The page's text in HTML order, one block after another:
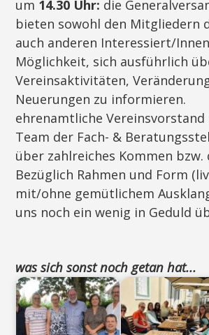
um 14.30 Uhr: die
bieten sowohl den Mitgliedern
auch anderen Interessiert/
Möglichkeit, sich ausführlich
Vereinsaktivitäten,
Neuerungen zu
ehrenamtliche Vereinsvorstand
Team der Fach- &
über zahlreiches Kommen bzw.
Bezüglich Rahmen und Form
mit/ohne gemütlichem
uns noch ein wenig in Geduld
was sich sonst noch getan hat...